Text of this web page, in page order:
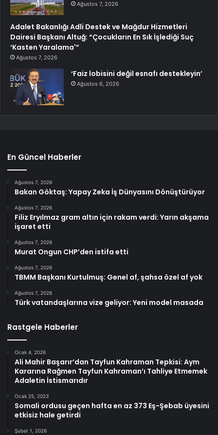
Ağustos 7, 2026
Adalet Bakanlığı Adli Destek ve Mağdur Hizmetleri
Dairesi Başkanı Altuğ: “Çocukların En Sık İşlediği Suç
‘Kasten Yaralama'”
Ağustos 7, 2026
‘Faiz lobisini değil esnafı destekleyin’
Ağustos 6, 2026
En Güncel Haberler
Ağustos 7, 2026
Bakan Göktaş: Yapay Zeka İş Dünyasını Dönüştürüyor
Ağustos 7, 2026
Filiz Eryılmaz gram altın için rakam verdi: Yarın akşama
işaret etti
Ağustos 7, 2026
Murat Ongun CHP’den istifa etti
Ağustos 7, 2026
TBMM Başkanı Kurtulmuş: Genel af, şahsa özel af yok
Ağustos 7, 2026
Türk vatandaşlarına vize geliyor: Yeni model masada
Rastgele Haberler
Ocak 4, 2026
Ali Mahir Başarır’dan Tayfun Kahraman Tepkisi: Aym
Kararına Rağmen Tayfun Kahraman’ı Tahliye Etmemek
Adaletin İstismarıdır
Ocak 25, 2023
Somali ordusu geçen hafta en az 373 Eş-Şebab üyesini
etkisiz hale getirdi
Şubat 1, 2026